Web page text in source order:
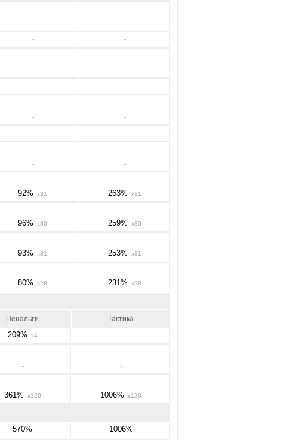
- -
- -
- -
- -
- -
- -
- -
92% x31 263% x31
96% x30 259% x30
93% x31 253% x31
80% x28 231% x28
Пенальти Тактика
209% x4 -
- -
361% x120 1006% x120
570% 1006%